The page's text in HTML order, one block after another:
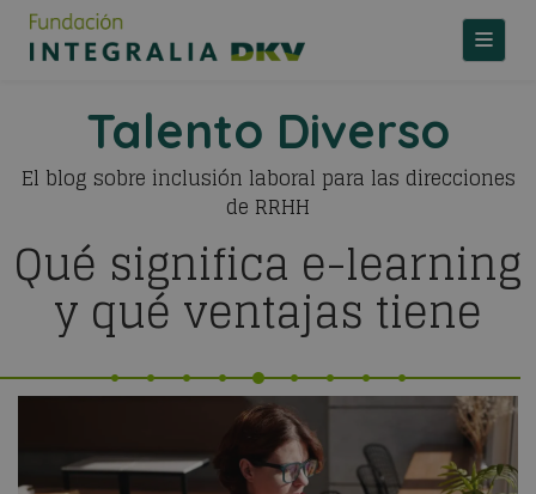
Talento Diverso
El blog sobre inclusión laboral para las direcciones
de RRHH
Qué significa e-learning
y qué ventajas tiene